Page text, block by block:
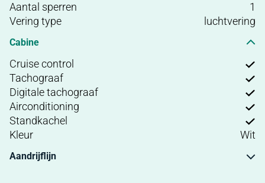
Aantal sperren
1
Vering type
luchtvering
Cabine
Cruise control
Tachograaf
Digitale tachograaf
Airconditioning
Standkachel
Kleur
Wit
Aandrijflijn